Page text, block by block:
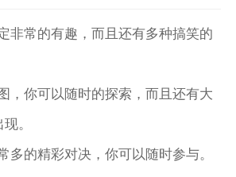
非常的有趣，而且还有多种搞笑的
，你可以随时的探索，而且还有大
。
多的精彩对决，你可以随时参与。